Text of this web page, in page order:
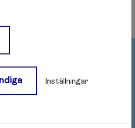
Inställningar